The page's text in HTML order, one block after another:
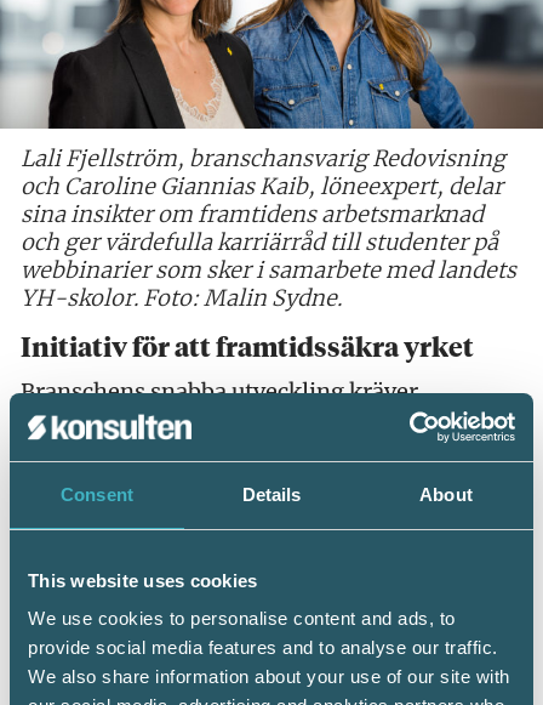
Consent Details About
This website uses cookies
We use cookies to personalise content and ads, to
provide social media features and to analyse our traffic.
We also share information about your use of our site with
Lali Fjellström, branschansvarig Redovisning
och Caroline Giannias Kaib, löneexpert, delar
sina insikter om framtidens arbetsmarknad
och ger värdefulla karriärråd till studenter på
webbinarier som sker i samarbete med landets
YH-skolor. Foto: Malin Sydne.
Initiativ för att framtidssäkra yrket
Branschens snabba utveckling kräver
kontinuerlig kompetensutveckling. För att
säkerställa att framtidens konsulter står väl
konsulterna en rad stödresurser, som
utbildningar, mallar, nyhetsbrev och
– Vi arbetar också aktivt för att öka
medvetenheten om redovisnings- och
lönekonsulternas viktiga roll hos
kundföretagen. Vi vill höja yrkets status